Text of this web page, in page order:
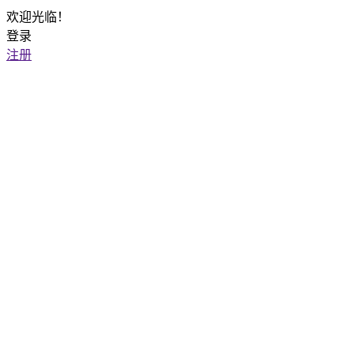
欢迎光临！
登录
注册